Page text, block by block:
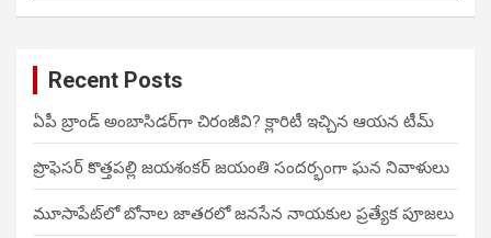
Recent Posts
ఏపీ బ్రాండ్ అంబాసిడర్‌గా చిరంజీవి? క్లారిటీ ఇచ్చిన ఆయన టీమ్
ప్రొఫెసర్ కొత్తపల్లి జయశంకర్ జయంతి సందర్భంగా ఘన నివాళులు
మూసాపేట్‌లో బోనాల జాతరలో జనసేన నాయకుల ప్రత్యేక పూజలు